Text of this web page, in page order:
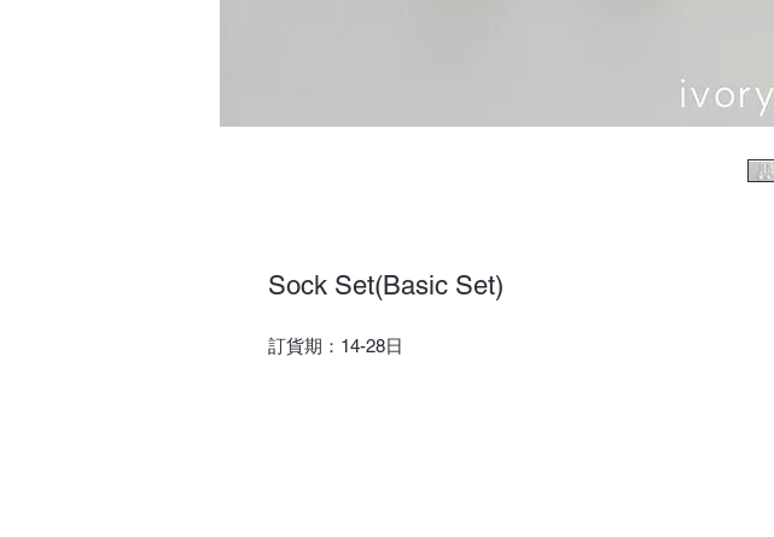
Sock Set(Basic Set)
訂貨期：14-28日